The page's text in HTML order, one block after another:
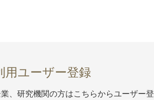
用ユーザー登録
、研究機関の方はこちらからユーザー登